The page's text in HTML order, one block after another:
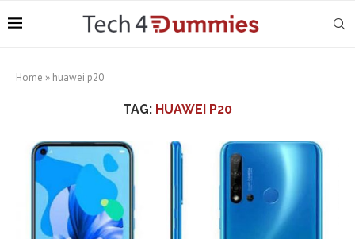
Home » huawei p20
TAG: HUAWEI P20